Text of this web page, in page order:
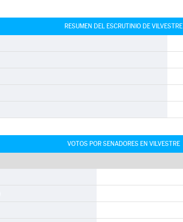
RESUMEN DEL ESCRUTINIO DE VILVESTRE
VOTOS POR SENADORES EN VILVESTRE